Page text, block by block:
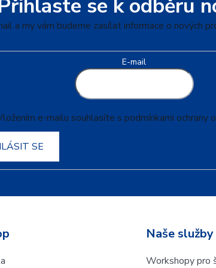
se k odběru
a my vám budeme zasílat informace o nových
E-mail
e-mailu souhlasíte s podmínkami ochrany
SE
Naše služby
Workshopy pro